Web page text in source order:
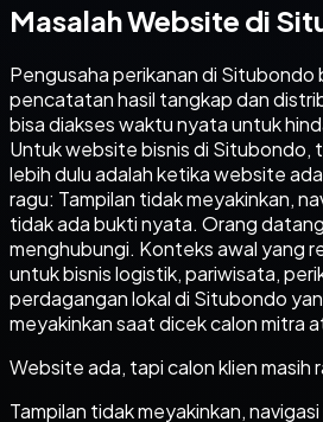
Masalah Website di
Pengusaha perikanan di Situbondo
pencatatan hasil tangkap dan
bisa diakses waktu nyata untuk
Untuk website bisnis di Situbondo,
lebih dulu adalah ketika website
ragu: Tampilan tidak meyakinkan,
tidak ada bukti nyata. Orang
menghubungi. Konteks awal yang
untuk bisnis logistik, pariwisata,
perdagangan lokal di Situbondo
meyakinkan saat dicek calon mitra
Website ada, tapi calon klien masih
Tampilan tidak meyakinkan,